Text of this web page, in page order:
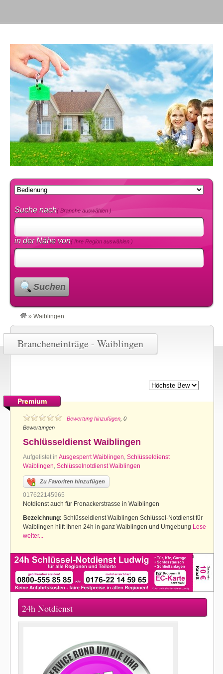
Suche nach( Branche auswählen )
in der Nähe von( Ihre Region auswählen )
Suchen
» Waiblingen
Brancheneinträge - Waiblingen
Premium
Bewertung hinzufügen , 0
Bewertungen
Schlüsseldienst Waiblingen
Aufgelistet in Ausgesperrt Waiblingen, Schlüsseldienst
Waiblingen, Schlüsselnotdienst Waiblingen
Zu Favoriten hinzufügen
017622145965
Notdienst auch für Fronackerstrasse in Waiblingen
Bezeichnung: Schlüsseldienst Waiblingen Schlüssel-Notdienst für
Waiblingen hilft Ihnen 24h in ganz Waiblingen und Umgebung Lese
weiter...
24h Notdienst